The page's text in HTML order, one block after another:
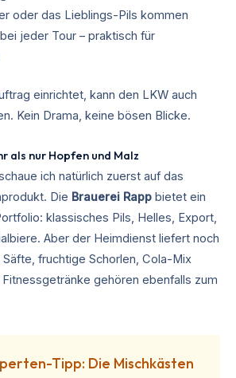
oder das Lieblings-Pils kommen
jeder Tour – praktisch für
einrichtet, kann den LKW auch
Kein Drama, keine bösen Blicke.
als nur Hopfen und Malz
ich natürlich zuerst auf das
Die Brauerei Rapp bietet ein
klassisches Pils, Helles, Export,
Aber der Heimdienst liefert noch
fruchtige Schorlen, Cola-Mix
gehören ebenfalls zum
Tipp: Die Mischkästen